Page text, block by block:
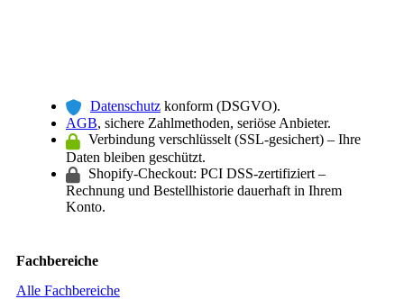
Datenschutz konform (DSGVO).
AGB, sichere Zahlmethoden, seriöse Anbieter.
Verbindung verschlüsselt (SSL-gesichert) – Ihre
Daten bleiben geschützt.
Shopify-Checkout: PCI DSS-zertifiziert –
Rechnung und Bestellhistorie dauerhaft in Ihrem
Konto.
Fachbereiche
Alle Fachbereiche